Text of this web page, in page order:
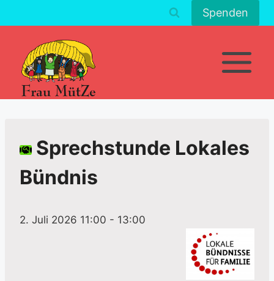
Inhalt
Spenden
Sprechstunde Lokales
Bündnis
2. Juli 2026 11:00 - 13:00